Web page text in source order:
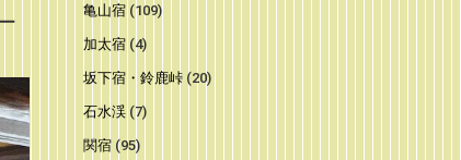
亀山宿 (109)
加太宿 (4)
坂下宿・鈴鹿峠 (20)
石水渓 (7)
関宿 (95)